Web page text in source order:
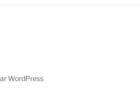
WordPress